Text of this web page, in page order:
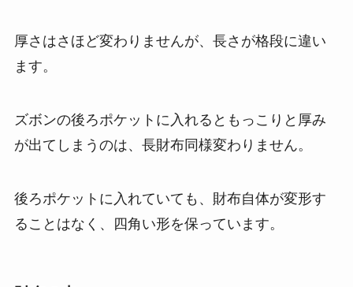
厚さはさほど変わりませんが、長さが格段に違い
ます。
ズボンの後ろポケットに入れるともっこりと厚み
が出てしまうのは、長財布同様変わりません。
後ろポケットに入れていても、財布自体が変形す
ることはなく、四角い形を保っています。